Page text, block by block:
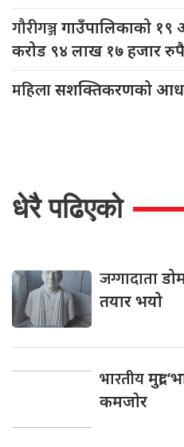
गौरीगञ्जगाउँपालिकाको १९
करोड ९४ लाख १७ हजार
महिलासशक्तिकरणको
धेरै पढिएको
जग्गादाता
तयार भयो
भारतीयमुद्रा
कमजाेर